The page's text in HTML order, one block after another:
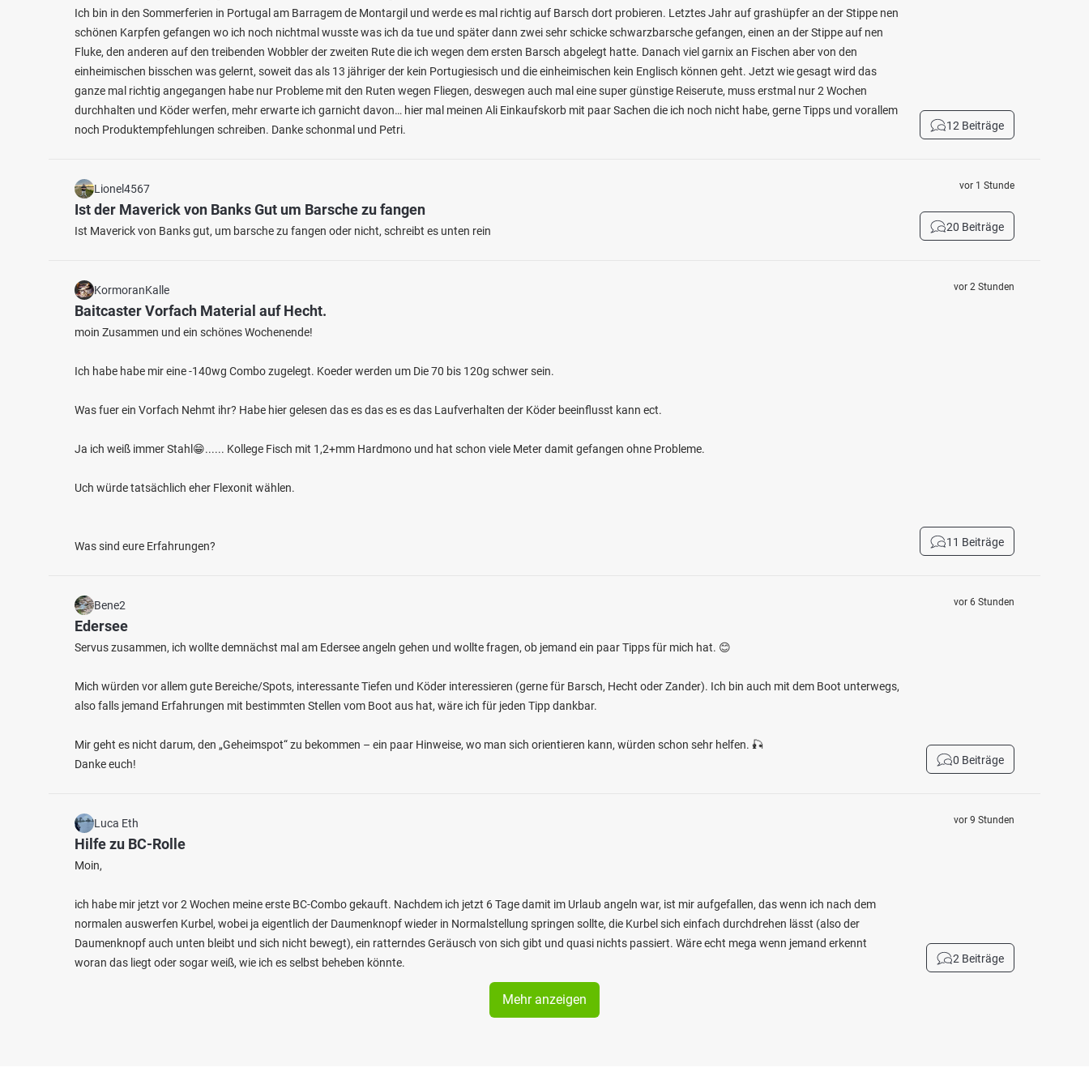
Oestertalsperre
Fischarten: Flussbarsch, Regenbogenforelle,
Fuelbecke Talsperre
Fischarten: Regenbogenforelle, Flussbarsch,
Ich bin in den Sommerferien in Portugal am Barragem de Montargil und werde es mal richtig auf Barsch dort probieren. Letztes Jahr auf grashüpfer an der Stippe nen
schönen Karpfen gefangen wo ich noch nichtmal wusste was ich da tue und später dann zwei sehr schicke schwarzbarsche gefangen, einen an der Stippe auf nen
Fluke, den anderen auf den treibenden Wobbler der zweiten Rute die ich wegen dem ersten Barsch abgelegt hatte. Danach viel garnix an Fischen aber von den
einheimischen bisschen was gelernt, soweit das als 13 jähriger der kein Portugiesisch und die einheimischen kein Englisch können geht. Jetzt wie gesagt wird das
ganze mal richtig angegangen habe nur Probleme mit den Ruten wegen Fliegen, deswegen auch mal eine super günstige Reiserute, muss erstmal nur 2 Wochen
durchhalten und Köder werfen, mehr erwarte ich garnicht davon… hier mal meinen Ali Einkaufskorb mit paar Sachen die ich noch nicht habe, gerne Tipps und vorallem
noch Produktempfehlungen schreiben. Danke schonmal und Petri.
12 Beiträge
Lionel4567
Ist der Maverick von Banks Gut um Barsche zu fangen
Ist Maverick von Banks gut, um barsche zu fangen oder nicht, schreibt es unten rein
vor 1 Stunde
20 Beiträge
KormoranKalle
Baitcaster Vorfach Material auf Hecht.
moin Zusammen und ein schönes Wochenende!
Ich habe habe mir eine -140wg Combo zugelegt. Koeder werden um Die 70 bis 120g schwer sein.
Was fuer ein Vorfach Nehmt ihr? Habe hier gelesen das es das es es das Laufverhalten der Köder beeinflusst kann ect.
Ja ich weiß immer Stahl😁...... Kollege Fisch mit 1,2+mm Hardmono und hat schon viele Meter damit gefangen ohne Probleme.
Uch würde tatsächlich eher Flexonit wählen.
Was sind eure Erfahrungen?
vor 2 Stunden
11 Beiträge
Bene2
Edersee
Servus zusammen, ich wollte demnächst mal am Edersee angeln gehen und wollte fragen, ob jemand ein paar Tipps für mich hat. 😊
Mich würden vor allem gute Bereiche/Spots, interessante Tiefen und Köder interessieren (gerne für Barsch, Hecht oder Zander). Ich bin auch mit dem Boot unterwegs,
also falls jemand Erfahrungen mit bestimmten Stellen vom Boot aus hat, wäre ich für jeden Tipp dankbar.
Mir geht es nicht darum, den „Geheimspot“ zu bekommen – ein paar Hinweise, wo man sich orientieren kann, würden schon sehr helfen. 🎣
Danke euch!
vor 6 Stunden
0 Beiträge
Luca Eth
Hilfe zu BC-Rolle
Moin,
ich habe mir jetzt vor 2 Wochen meine erste BC-Combo gekauft. Nachdem ich jetzt 6 Tage damit im Urlaub angeln war, ist mir aufgefallen, das wenn ich nach dem
normalen auswerfen Kurbel, wobei ja eigentlich der Daumenknopf wieder in Normalstellung springen sollte, die Kurbel sich einfach durchdrehen lässt (also der
Daumenknopf auch unten bleibt und sich nicht bewegt), ein ratterndes Geräusch von sich gibt und quasi nichts passiert. Wäre echt mega wenn jemand erkennt
woran das liegt oder sogar weiß, wie ich es selbst beheben könnte.
vor 9 Stunden
2 Beiträge
Mehr anzeigen